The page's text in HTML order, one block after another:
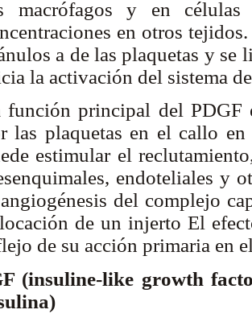
macrófagos y en células
en otros
a de las plaquetas y se
la activación del sistema
función principal del PDGF
las plaquetas en el callo
estimular el
endoteliales y
del complejo
de un injerto El
de su acción primaria en
(insuline-like growth